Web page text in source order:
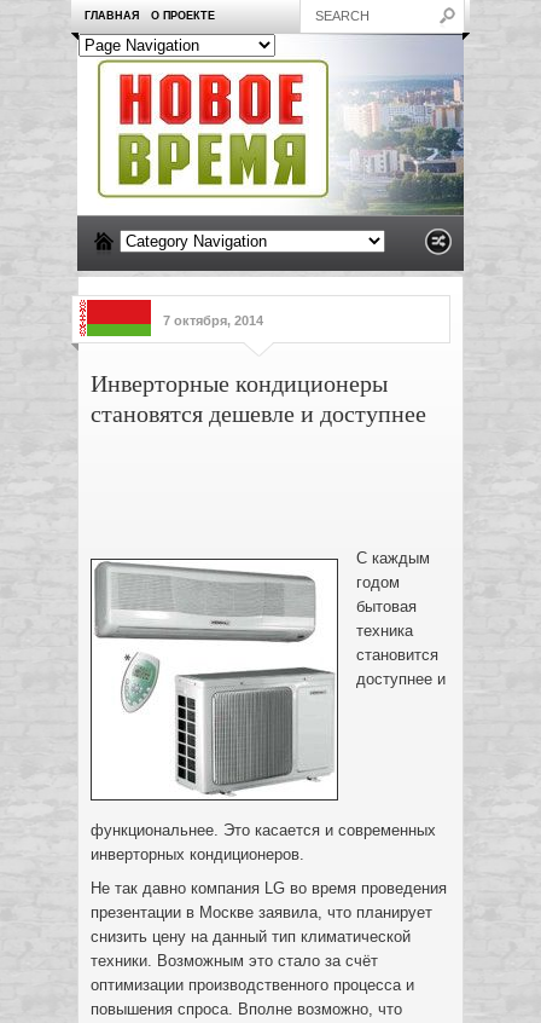
ГЛАВНАЯ О ПРОЕКТЕ
7 октября, 2014
Инверторные кондиционеры
становятся дешевле и доступнее
С каждым
годом
бытовая
техника
становится
доступнее и
функциональнее. Это касается и современных
инверторных кондиционеров.
Не так давно компания LG во время проведения
презентации в Москве заявила, что планирует
снизить цену на данный тип климатической
техники. Возможным это стало за счёт
оптимизации производственного процесса и
повышения спроса. Вполне возможно, что